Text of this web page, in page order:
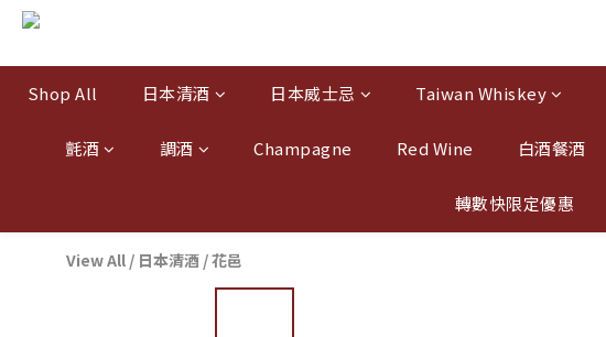
Shop All 日本清酒 日本威士忌 Taiwan Whiskey
氈酒 調酒 Champagne Red Wine 白酒餐酒
轉數快限定優惠
View All / 日本清酒 /花邑